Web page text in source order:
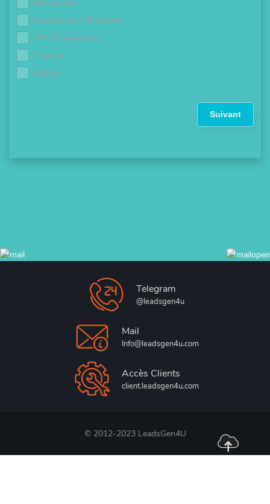
Rénovation
Assurances / Mutuelles
CPF (Formation)
Finance
Autres
Suivant
Telegram
@leadsgen4u
Mail
Info@leadsgen4u.com
Accès Clients
client.leadsgen4u.com
© 2012-2023 LeadsGen4U